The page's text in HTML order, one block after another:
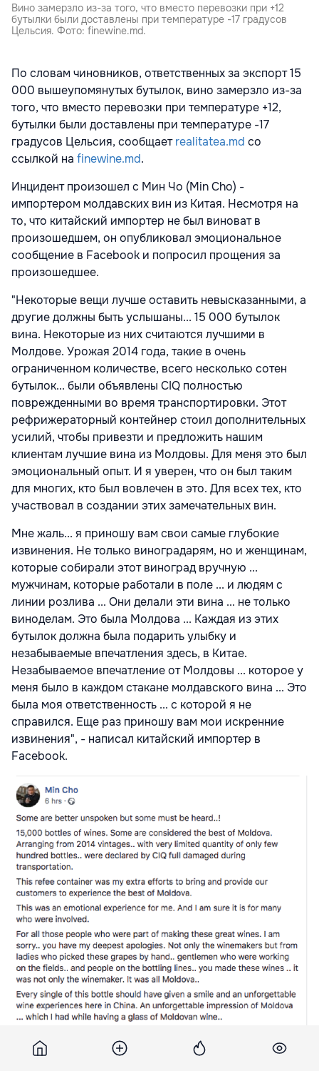
Вино замерзло из-за того, что вместо перевозки при +12
бутылки были доставлены при температуре -17 градусов
Цельсия. Фото: finewine.md.
По словам чиновников, ответственных за экспорт 15
000 вышеупомянутых бутылок, вино замерзло из-за
того, что вместо перевозки при температуре +12,
бутылки были доставлены при температуре -17
градусов Цельсия, сообщаетrealitatea.md со
ссылкой на finewine.md.
Инцидент произошел с Мин Чо (Min Cho) -
импортером молдавских вин из Китая. Несмотря на
то, что китайский импортер не был виноват в
произошедшем, он опубликовал эмоциональное
сообщение в Facebook и попросил прощения за
произошедшее.
"Некоторые вещи лучше оставить невысказанными, а
другие должны быть услышаны... 15 000 бутылок
вина. Некоторые из них считаются лучшими в
Молдове. Урожая 2014 года, такие в очень
ограниченном количестве, всего несколько сотен
бутылок... были объявлены CIQ полностью
поврежденными во время транспортировки. Этот
рефрижераторный контейнер стоил дополнительных
усилий, чтобы привезти и предложить нашим
клиентам лучшие вина из Молдовы. Для меня это был
эмоциональный опыт. И я уверен, что он был таким
для многих, кто был вовлечен в это. Для всех тех, кто
участвовал в создании этих замечательных вин.
Мне жаль... я приношу вам свои самые глубокие
извинения. Не только виноградарям, но и женщинам,
которые собирали этот виноград вручную ...
мужчинам, которые работали в поле ... и людям с
линии розлива ... Они делали эти вина ... не только
виноделам. Это была Молдова ... Каждая из этих
бутылок должна была подарить улыбку и
незабываемые впечатления здесь, в Китае.
Незабываемое впечатление от Молдовы ... которое у
меня было в каждом стакане молдавского вина ... Это
была моя ответственность ... с которой я не
справился. Еще раз приношу вам мои искренние
извинения", - написал китайский импортер в
Facebook.